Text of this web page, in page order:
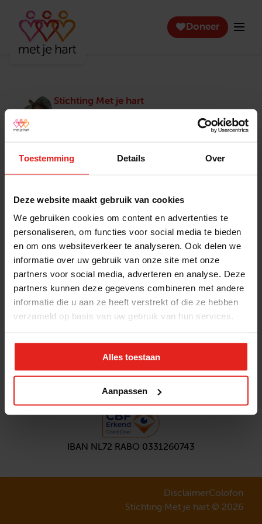
Toestemming Details Over
Deze website maakt gebruik van cookies
We gebruiken cookies om content en advertenties te
personaliseren, om functies voor social media te bieden
en om ons websiteverkeer te analyseren. Ook delen we
informatie over uw gebruik van onze site met onze
partners voor social media, adverteren en analyse. Deze
partners kunnen deze gegevens combineren met andere
informatie die u aan ze heeft verstrekt of die ze hebben
verzameld op basis van uw gebruik van hun services.
Alles toestaan
Aanpassen
Doneer
Stichting Met je hart
Stichting Met je hart laat ouderen die zich
eenzaam voelen weer genieten en inspireert
winnaar van het Appeltje van Oranje.
Actuele vacatures
Pers en media
Jaarverslag 2025
Contact
Klachtenprocedure
Privacyverklaring
Opzeggen
Volg ons
Aanmeldennieuwsbrief
IBAN NL72 RABO 0331260743
DisclaimerColofon
Stichting Met je hart © 2026